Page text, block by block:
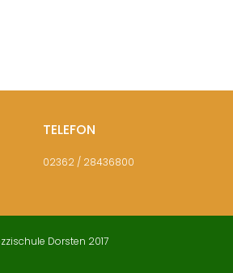
TELEFON
02362 / 28436800
Dorsten 2017